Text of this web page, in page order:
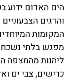
הים האדום ידוע
והדגים
המקומות
מפגש בלתי נשכח
ליהנות מהמצפה
כרישים, צבי ים